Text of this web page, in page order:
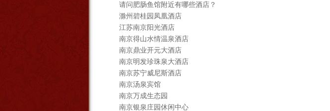
请问肥肠鱼馆附近有哪些酒店？
滁州碧桂园凤凰酒店
江苏南京阳光酒店
南京得山水情温泉酒店
南京鼎业开元大酒店
南京明发珍珠泉大酒店
南京苏宁威尼斯酒店
南京汤泉宾馆
南京万成生态园
南京银泉庄园休闲中心